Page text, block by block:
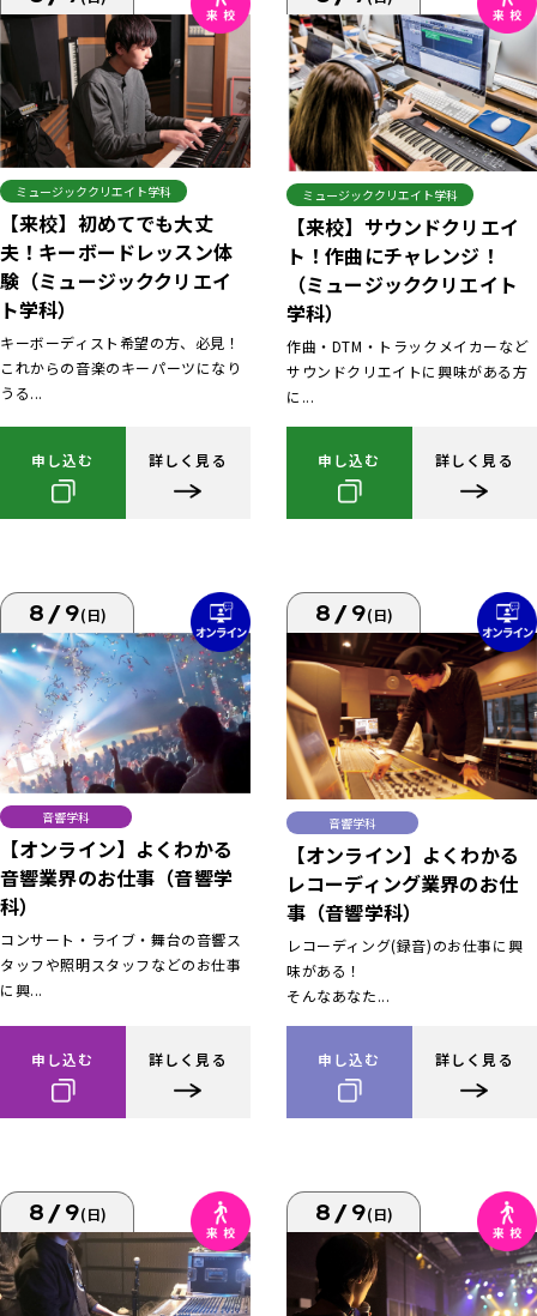
ミュージッククリエイト学科
【来校】初めてでも大丈
夫！キーボードレッスン体
験（ミュージッククリエイ
ト学科）
キーボーディスト希望の方、必見！
これからの音楽のキーパーツになり
うる...
申し込む 詳しく見る
ミュージッククリエイト学科
【来校】サウンドクリエイ
ト！作曲にチャレンジ！
（ミュージッククリエイト
学科）
作曲・DTM・トラックメイカーなど
サウンドクリエイトに興味がある方
に...
申し込む 詳しく見る
8/9(日)
音響学科
【オンライン】よくわかる
音響業界のお仕事（音響学
科）
コンサート・ライブ・舞台の音響ス
タッフや照明スタッフなどのお仕事
に興...
申し込む 詳しく見る
8/9(日)
音響学科
【オンライン】よくわかる
レコーディング業界のお仕
事（音響学科）
レコーディング(録音)のお仕事に興
味がある！
そんなあなた...
申し込む 詳しく見る
8/9(日) 8/9(日)